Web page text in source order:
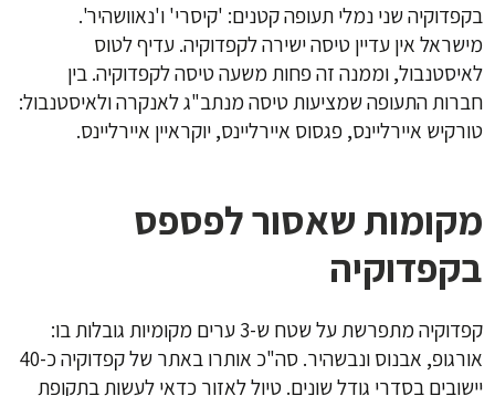
בקפדוקיה שני נמלי תעופה קטנים: 'קיסרי' ו'נאוושהיר'.
מישראל אין עדיין טיסה ישירה לקפדוקיה. עדיף לטוס
לאיסטנבול, וממנה זה פחות משעה טיסה לקפדוקיה. בין
חברות התעופה שמציעות טיסה מנתב"ג לאנקרה ולאיסטנבול:
טורקיש איירליינס, פגסוס איירליינס, יוקראיין איירליינס.
מקומות שאסור לפספס
בקפדוקיה
קפדוקיה מתפרשת על שטח ש-3 ערים מקומיות גובלות בו:
אורגופ, אבנוס ונבשהיר. סה"כ אותרו באתר של קפדוקיה כ-40
יישובים בסדרי גודל שונים. טיול לאזור כדאי לעשות בתקופת